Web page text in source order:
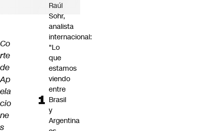
Co
rte
de
Ap
ela
cio
ne
s
Raúl
Sohr,
analista
internacional:
"Lo
que
estamos
viendo
entre
Brasil
y
Argentina